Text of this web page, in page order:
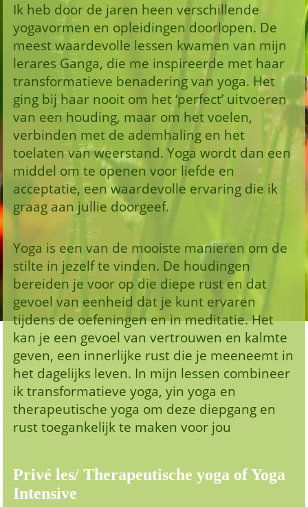
Ik heb door de jaren heen verschillende
yogavormen en opleidingen doorlopen. De
meest waardevolle lessen kwamen van mijn
lerares Ganga, die me inspireerde met haar
transformatieve benadering van yoga. Het
ging bij haar nooit om het ‘perfect’ uitvoeren
van een houding, maar om het voelen,
verbinden met de ademhaling en het
toelaten van weerstand. Yoga wordt dan een
middel om te openen voor liefde en
acceptatie, een waardevolle ervaring die ik
graag aan jullie doorgeef.
Yoga is een van de mooiste manieren om de
stilte in jezelf te vinden. De houdingen
bereiden je voor op die diepe rust en dat
gevoel van eenheid dat je kunt ervaren
tijdens de oefeningen en in meditatie. Het
kan je een gevoel van vertrouwen en kalmte
geven, een innerlijke rust die je meeneemt in
het dagelijks leven. In mijn lessen combineer
ik transformatieve yoga, yin yoga en
therapeutische yoga om deze diepgang en
rust toegankelijk te maken voor jou
Privé les/ Therapeutische yoga of Yoga
Intensive